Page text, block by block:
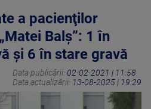
a pacienţilor
Balş”: 1 în
şi 6 în stare gravă
Data publicării: 02-02-2021 | 11:58
Data actualizării: 13-08-2025 | 19:29